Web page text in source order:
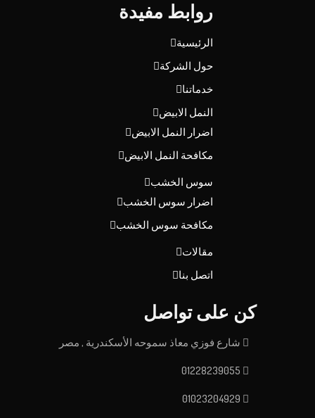
روابط مفيدة
الرئيسية
حول الشركة
خدماتنا
النمل الابيض
اضرار النمل الابيض
مكافحة النمل الابيض
سوس الخشب
اضرار سوس الخشب
مكافحة سوس الخشب
مقالات
اتصل بنا
كن على تواصل
شارع فوزي معاذ سموحه الأسكندرية , مصر